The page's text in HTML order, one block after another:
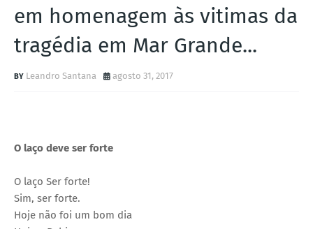
em homenagem às vitimas da
tragédia em Mar Grande...
Leandro Santana agosto 31, 2017
O laço deve ser forte
O laço Ser forte!
Sim, ser forte.
Hoje não foi um bom dia